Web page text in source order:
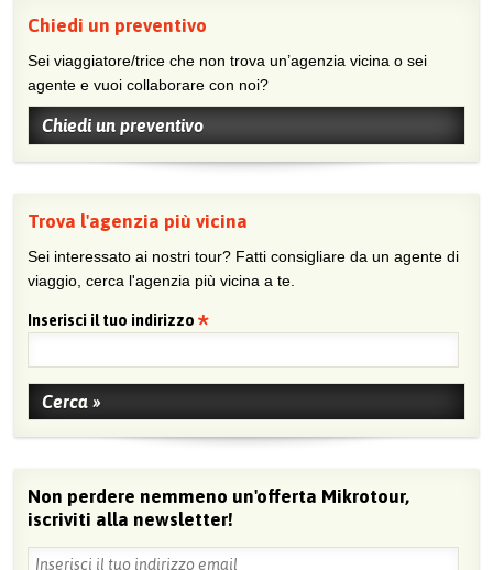
Chiedi un preventivo
Sei viaggiatore/trice che non trova un’agenzia vicina o sei
agente e vuoi collaborare con noi?
Chiedi un preventivo
Trova l'agenzia più vicina
Sei interessato ai nostri tour? Fatti consigliare da un agente di
viaggio, cerca l'agenzia più vicina a te.
Inserisci il tuo indirizzo
Non perdere nemmeno un'offerta Mikrotour,
iscriviti alla newsletter!